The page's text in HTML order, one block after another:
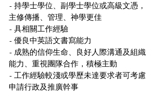
- 持學士學位、副學士學位或高級文憑，
主修傳播、管理、神學更佳
- 具相關工作經驗
- 優良中英語文書寫能力
- 成熟的信仰生命、良好人際溝通及組織
能力、重視團隊合作，積極主動
- 工作經驗較淺或學歷未達要求者可考慮
申請行政及推廣幹事